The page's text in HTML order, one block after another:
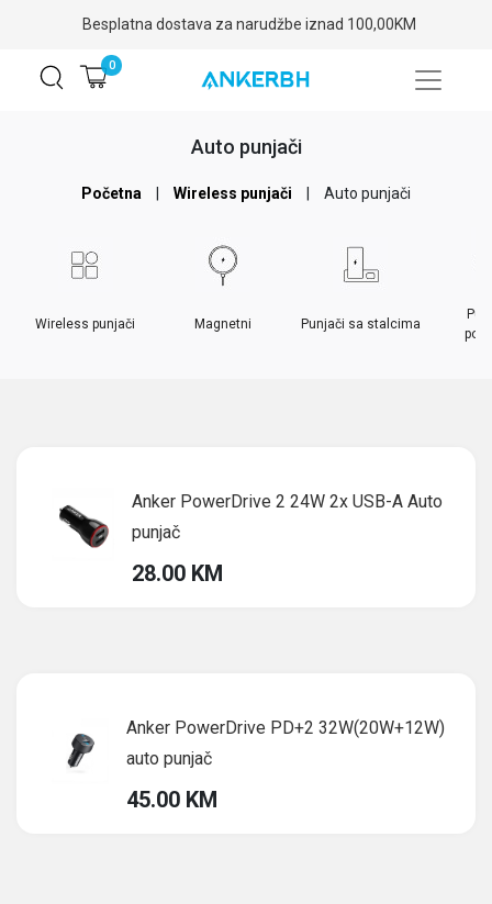
Besplatna dostava za narudžbe iznad 100,00KM
0
Auto punjači
Početna Wireless punjači Auto punjači
Wireless punjači Magnetni Punjači sa stalcima
Anker PowerDrive 2 24W 2x USB-A Auto
punjač
28.00 KM
Anker PowerDrive PD+2 32W(20W+12W)
auto punjač
45.00 KM